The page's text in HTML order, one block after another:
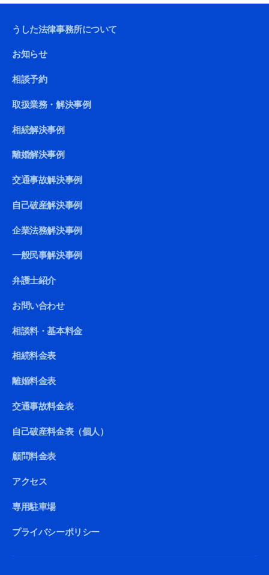
うした法律事務所について
お知らせ
相談予約
取扱業務・解決事例
相続解決事例
離婚解決事例
交通事故解決事例
自己破産解決事例
企業法務解決事例
一般民事解決事例
弁護士紹介
お問い合わせ
相談料・基本料金
相続料金表
離婚料金表
交通事故料金表
自己破産料金表（個人）
顧問料金表
アクセス
専用駐車場
プライバシーポリシー